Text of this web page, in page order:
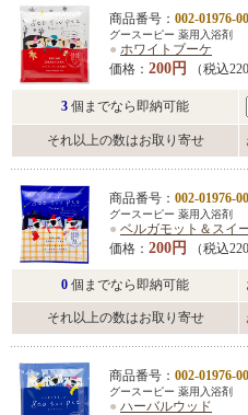
商品番号： 002-01976-
グースーピー 薬用入浴剤
● ホワイトブーケ
価格： 200円 （税込
3 個までなら即納可能
それ以上の数はお取り寄せ
商品番号： 002-01976-
グースーピー 薬用入浴剤
● ベルガモット＆スイ
価格： 200円 （税込
0 個までなら即納可能
それ以上の数はお取り寄せ
商品番号： 002-01976-
グースーピー 薬用入浴剤
● ハーバルウッド